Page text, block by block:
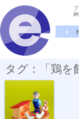
タグ：「鶏を
卵を収穫